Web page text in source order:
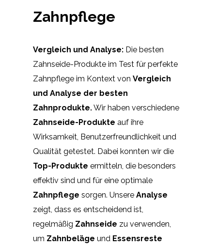
Zahnpflege
Vergleich und Analyse: Die besten
Zahnseide-Produkte im Test für perfekte
Zahnpflege im Kontext von Vergleich
und Analyse der besten
Zahnprodukte.Wir haben verschiedene
Zahnseide-Produkte auf ihre
Wirksamkeit, Benutzerfreundlichkeit und
Qualität getestet. Dabei konnten wir die
Top-Produkte ermitteln, die besonders
effektiv sind und für eine optimale
Zahnpflege sorgen. Unsere Analyse
zeigt, dass es entscheidend ist,
regelmäßig Zahnseide zu verwenden,
um Zahnbeläge und Essensreste